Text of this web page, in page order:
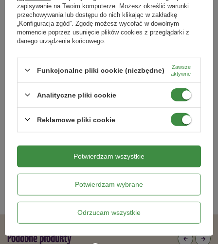
Tunbergia oskrzydlona Mix
Szałwia Echte Salvia - Kiepenkerl
Kategorie powiązane
Nasiona warzyw,
Podobne produkty
zapisywanie na Twoim komputerze. Możesz określić warunki
przechowywania lub dostępu do nich klikając w zakładkę
„Konfiguracja zgód”. Zgodę możesz wycofać w dowolnym
momencie poprzez usunięcie plików cookies z przeglądarki z
danego urządzenia końcowego.
Funkcjonalne pliki cookie (niezbędne)
Zawsze
aktywne
Analityczne pliki cookie
Reklamowe pliki cookie
Potwierdzam wybrane
Odrzucam wszystkie
Potwierdzam wszystkie